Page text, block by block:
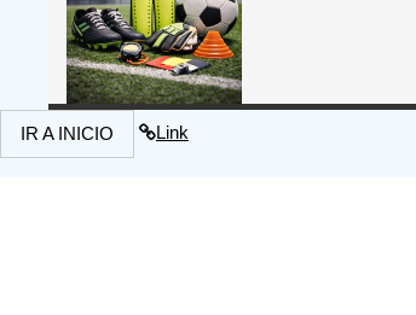
IR A INICIO Link